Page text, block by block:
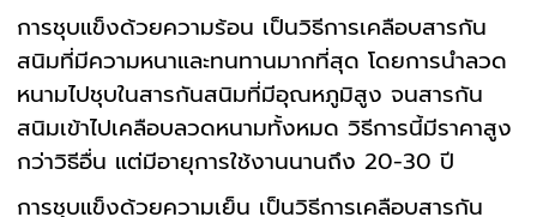
การชุบแข็งด้วยความร้อน เป็นวิธีการเคลือบสารกัน
สนิมที่มีความหนาและทนทานมากที่สุด โดยการนำลวด
หนามไปชุบในสารกันสนิมที่มีอุณหภูมิสูง จนสารกัน
สนิมเข้าไปเคลือบลวดหนามทั้งหมด วิธีการนี้มีราคาสูง
กว่าวิธีอื่น แต่มีอายุการใช้งานนานถึง 20-30 ปี
การชุบแข็งด้วยความเย็น เป็นวิธีการเคลือบสารกัน